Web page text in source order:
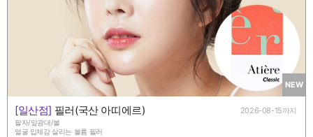
NEW
[일산점] 필러(국산 아띠에르) 2026-08-15까지
팔자/앞광대/볼
얼굴 입체감 살리는 볼륨 필러